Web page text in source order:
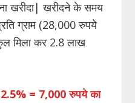
खरीदा| खरीदने के समय
ग्राम (28,000 रुपये
मिला कर 2.8 लाख
= 7,000 रुपये का